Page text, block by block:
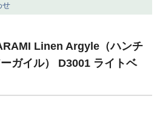
せ
Linen Argyle（ハンチ
ガイル） D3001 ライトベ